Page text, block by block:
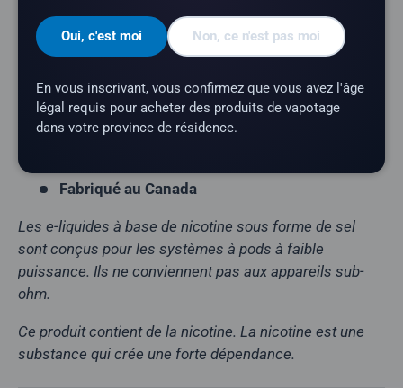
Teneur en nicotine :20 mg
Série :Gushin
Profil aromatique :pastèque, pomme
Fabriqué au Canada
Les e-liquides à base de nicotine sous forme de sel
sont conçus pour les systèmes à pods à faible
puissance. Ils ne conviennent pas aux appareils sub-
ohm.
Ce produit contient de la nicotine. La nicotine est une
substance qui crée une forte dépendance.
Oui, c'est moi Non, ce n'est pas moi
En vous inscrivant, vous confirmez que vous avez l'âge
légal requis pour acheter des produits de vapotage
dans votre province de résidence.